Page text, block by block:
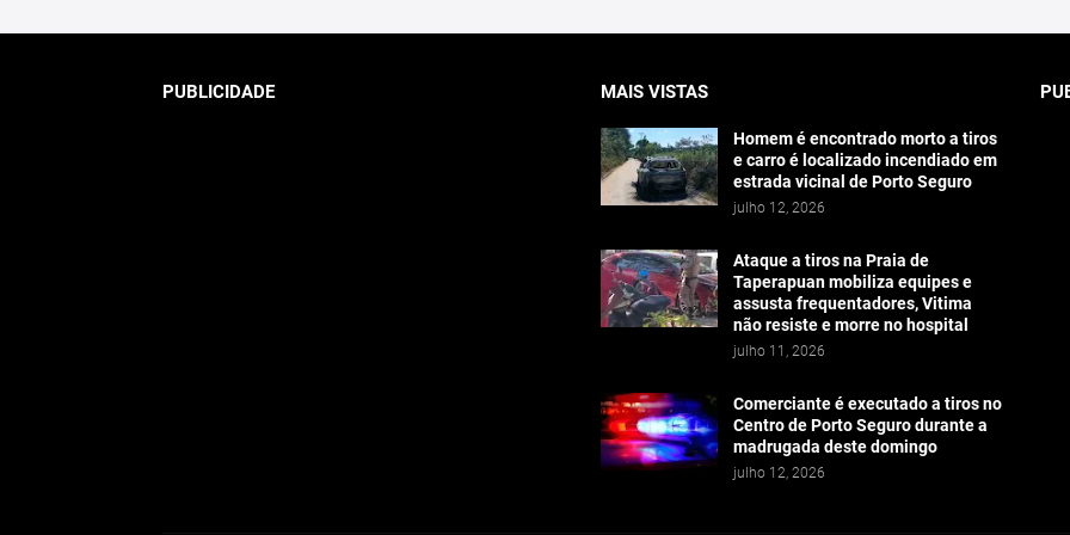
PUBLICIDADE MAIS VISTAS
Homem é encontrado morto a tiros
e carro é localizado incendiado em
estrada vicinal de Porto Seguro
julho 12, 2026
Ataque a tiros na Praia de
Taperapuan mobiliza equipes e
assusta frequentadores, Vitima
não resiste e morre no hospital
julho 11, 2026
Comerciante é executado a tiros no
Centro de Porto Seguro durante a
madrugada deste domingo
julho 12, 2026